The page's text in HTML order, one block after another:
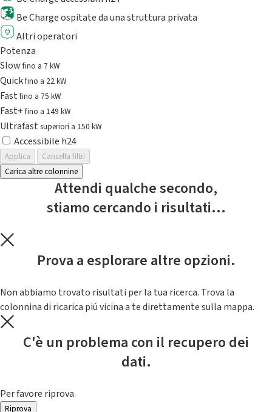
Be Charge ospitate da una struttura privata
Altri operatori
Potenza
Slowfino a 7 kW
Quickfino a 22 kW
Fastfino a 75 kW
Fast+fino a 149 kW
Ultrafast superiori a 150 kW
Accessibile h24
Applica
Cancella filtri
Carica altre colonnine
Attendi qualche secondo,
stiamo cercando i risultati...
Prova a esplorare altre opzioni.
Non abbiamo trovato risultati per la tua ricerca. Trova la
colonnina di ricarica piú vicina a te direttamente sulla mappa.
C'è un problema con il recupero dei
dati.
Per favore riprova.
Riprova